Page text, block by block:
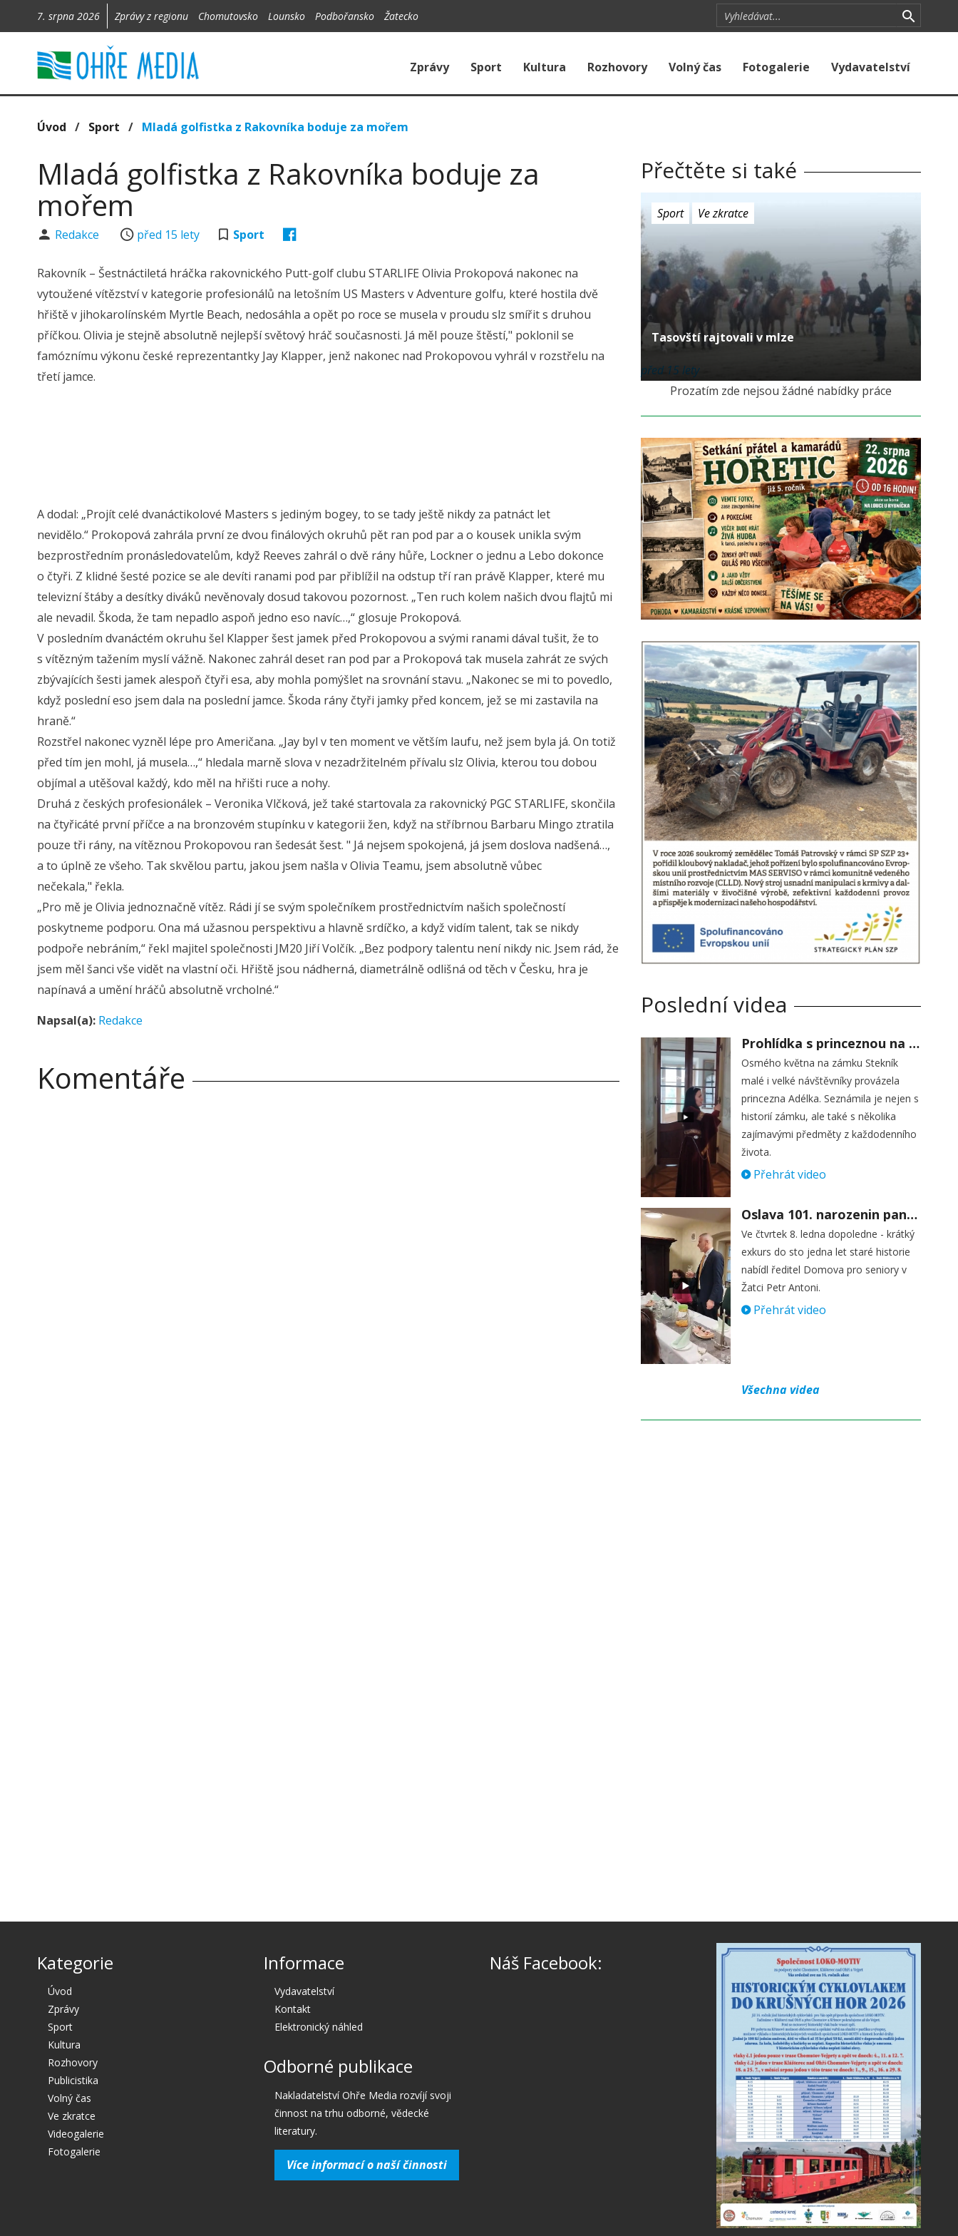
7. srpna 2026 Zprávy z regionu Chomutovsko Lounsko Podbořansko Žatecko
Zprávy Sport Kultura Rozhovory Volný čas Fotogalerie Vydavatelství
Úvod / Sport / Mladá golfistka z Rakovníka boduje za mořem
Mladá golfistka z Rakovníka boduje za
mořem
Redakce před 15 lety Sport
Rakovník – Šestnáctiletá hráčka rakovnického Putt-golf clubu STARLIFE Olivia Prokopová nakonec na
vytoužené vítězství v kategorie profesionálů na letošním US Masters v Adventure golfu, které hostila dvě
hřiště v jihokarolínském Myrtle Beach, nedosáhla a opět po roce se musela v proudu slz smířit s druhou
příčkou. Olivia je stejně absolutně nejlepší světový hráč současnosti. Já měl pouze štěstí," poklonil se
famóznímu výkonu české reprezentantky Jay Klapper, jenž nakonec nad Prokopovou vyhrál v rozstřelu na
třetí jamce.
A dodal: „Projít celé dvanáctikolové Masters s jediným bogey, to se tady ještě nikdy za patnáct let
nevidělo.“ Prokopová zahrála první ze dvou finálových okruhů pět ran pod par a o kousek unikla svým
bezprostředním pronásledovatelům, když Reeves zahrál o dvě rány hůře, Lockner o jednu a Lebo dokonce
o čtyři. Z klidné šesté pozice se ale devíti ranami pod par přiblížil na odstup tří ran právě Klapper, které mu
televizní štáby a desítky diváků nevěnovaly dosud takovou pozornost. „Ten ruch kolem našich dvou flajtů mi
ale nevadil. Škoda, že tam nepadlo aspoň jedno eso navíc…,“ glosuje Prokopová.
V posledním dvanáctém okruhu šel Klapper šest jamek před Prokopovou a svými ranami dával tušit, že to
s vítězným tažením myslí vážně. Nakonec zahrál deset ran pod par a Prokopová tak musela zahrát ze svých
zbývajících šesti jamek alespoň čtyři esa, aby mohla pomýšlet na srovnání stavu. „Nakonec se mi to povedlo,
když poslední eso jsem dala na poslední jamce. Škoda rány čtyři jamky před koncem, jež se mi zastavila na
hraně.“
Rozstřel nakonec vyzněl lépe pro Američana. „Jay byl v ten moment ve větším laufu, než jsem byla já. On totiž
před tím jen mohl, já musela…,“ hledala marně slova v nezadržitelném přívalu slz Olivia, kterou tou dobou
objímal a utěšoval každý, kdo měl na hřišti ruce a nohy.
Druhá z českých profesionálek – Veronika Vlčková, jež také startovala za rakovnický PGC STARLIFE, skončila
na čtyřicáté první příčce a na bronzovém stupínku v kategorii žen, když na stříbrnou Barbaru Mingo ztratila
pouze tři rány, na vítěznou Prokopovou ran šedesát šest. " Já nejsem spokojená, já jsem doslova nadšená…,
a to úplně ze všeho. Tak skvělou partu, jakou jsem našla v Olivia Teamu, jsem absolutně vůbec
nečekala," řekla.
„Pro mě je Olivia jednoznačně vítěz. Rádi jí se svým společníkem prostřednictvím našich společností
poskytneme podporu. Ona má užasnou perspektivu a hlavně srdíčko, a když vidím talent, tak se nikdy
podpoře nebráním,“ řekl majitel společnosti JM20 Jiří Volčík. „Bez podpory talentu není nikdy nic. Jsem rád, že
jsem měl šanci vše vidět na vlastní oči. Hřiště jsou nádherná, diametrálně odlišná od těch v Česku, hra je
napínavá a umění hráčů absolutně vrcholné.“
Napsal(a): Redakce
Komentáře
Přečtěte si také
Sport Ve zkratce
Tasovští rajtovali v mlze
před 15 lety
Prozatím zde nejsou žádné nabídky práce
Poslední videa
Prohlídka s princeznou na zámku Stekník
Osmého května na zámku Stekník
malé i velké návštěvníky provázela
princezna Adélka. Seznámila je nejen s
historií zámku, ale také s několika
zajímavými předměty z každodenního
života.
Přehrát video
Oslava 101. narozenin paní Věry Skořepové
Ve čtvrtek 8. ledna dopoledne - krátký
exkurs do sto jedna let staré historie
nabídl ředitel Domova pro seniory v
Žatci Petr Antoni.
Přehrát video
Všechna videa
Kategorie
Úvod
Zprávy
Sport
Kultura
Rozhovory
Publicistika
Volný čas
Ve zkratce
Videogalerie
Fotogalerie
Informace
Vydavatelství
Kontakt
Elektronický náhled
Odborné publikace
Nakladatelství Ohře Media rozvíjí svoji
činnost na trhu odborné, vědecké
literatury.
Více informací o naší činnosti
Náš Facebook: